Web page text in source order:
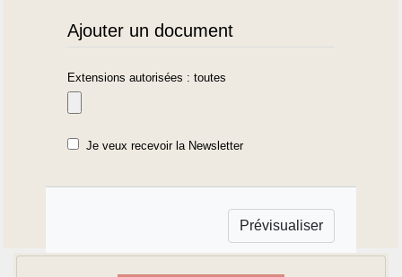
Ajouter un document
Extensions autorisées : toutes
Je veux recevoir la Newsletter